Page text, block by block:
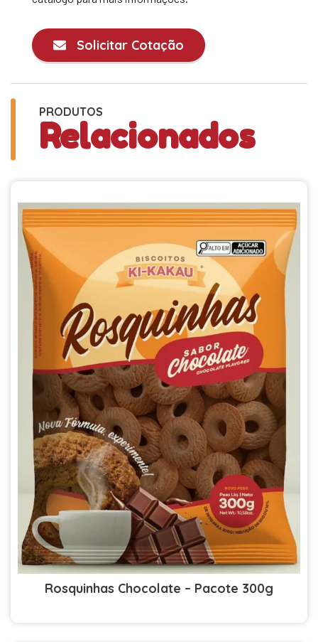
Solicitar Cotação
PRODUTOS
Relacionados
Rosquinhas Chocolate – Pacote 300g